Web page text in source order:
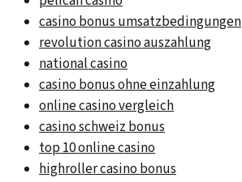
casino bonus umsatzbedingungen
revolution casino auszahlung
national casino
casino bonus ohne einzahlung
online casino vergleich
casino schweiz bonus
top 10 online casino
highroller casino bonus